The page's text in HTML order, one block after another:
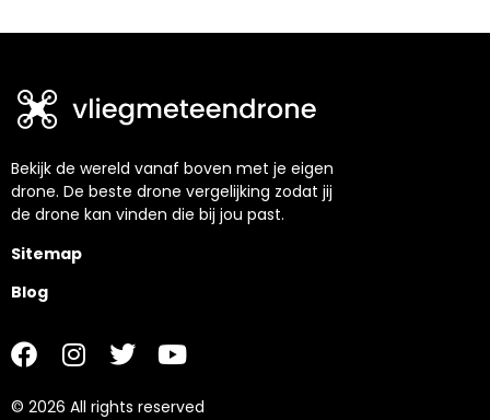
Bekijk de wereld vanaf boven met je eigen
drone. De beste drone vergelijking zodat jij
de drone kan vinden die bij jou past.
Sitemap
Blog
© 2026 All rights reserved